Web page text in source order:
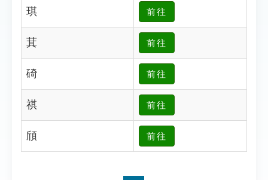
遊戲專區
教學應用
貓頭鷹博士
琪 前往
萁 前往
碕 前往
祺 前往
頎 前往